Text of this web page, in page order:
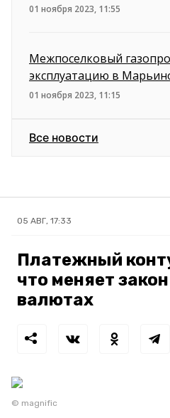
01 ноября 2023, 11:55
Межпоселковый
эксплуатацию в
01 ноября 2023, 11:15
Все новости
05 АВГ, 17:33
Платежный
что меняет
валютах
© magnific